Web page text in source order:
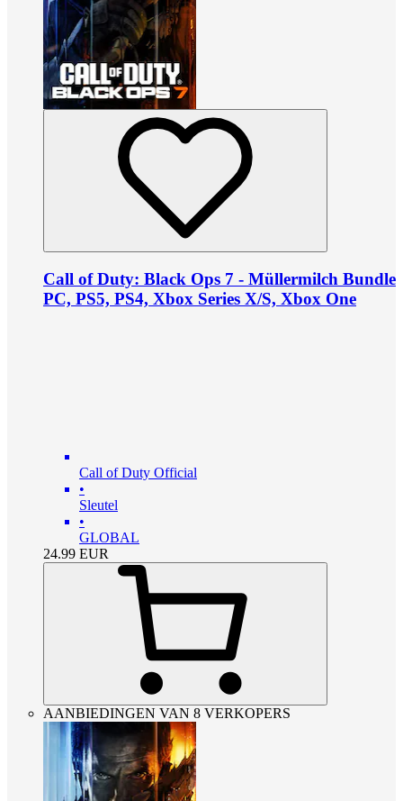
Call of Duty: Black Ops 7 - Müllermilch Bundle
PC, PS5, PS4, Xbox Series X/S, Xbox One
Call of Duty Official
•
Sleutel
•
GLOBAL
24.99 EUR
AANBIEDINGEN VAN 8 VERKOPERS